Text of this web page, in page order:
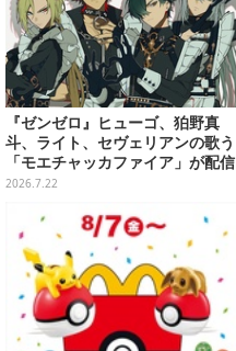
『ゼンゼロ』ヒューゴ、狛野真
斗、ライト、セヴェリアンの歌う
「モエチャッカファイア」が配信
決定―似合ってる…4人のメイド
2026.7.22